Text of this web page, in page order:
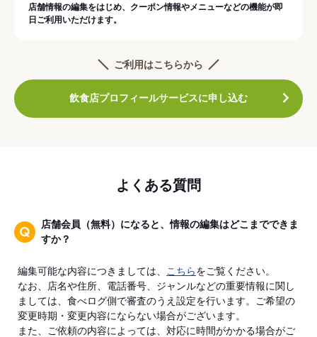
店舗情報の編集をはじめ、クーポン情報やメニューなどの機能が即
日ご利用いただけます。
ご利用はこちらから
飲食店プロフィールサービスに申し込む
よくある質問
店舗会員（無料）になると、情報の編集はどこまでできま
すか？
編集可能な内容につきましては、 こちらをご覧ください。
なお、店名や住所、電話番号、ジャンルなどの重要情報に関し
ましては、食べログ側で審査のうえ設定を行います。ご希望の
変更時期・変更内容にならない場合がございます。
また、ご依頼の内容によっては、対応に時間がかかる場合がご